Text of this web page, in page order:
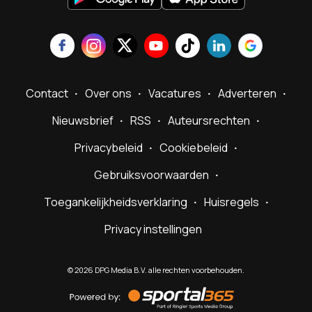
Contact Over ons Vacatures
Adverteren
Nieuwsbrief
RSS
Auteursrechten
Privacybeleid
Cookiebeleid
Gebruiksvoorwaarden
Toegankelijkheidsverklaring
Huisregels
Privacy instellingen
©2026 DPG Media B.V. alle rechten voorbehouden.
by
Sportal365